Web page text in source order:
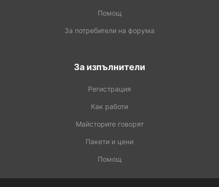
Помощ
За потребители на форума
За изпълнители
Регистрация
Как работи
Майсторите говорят
Пакети и цени
Помощ